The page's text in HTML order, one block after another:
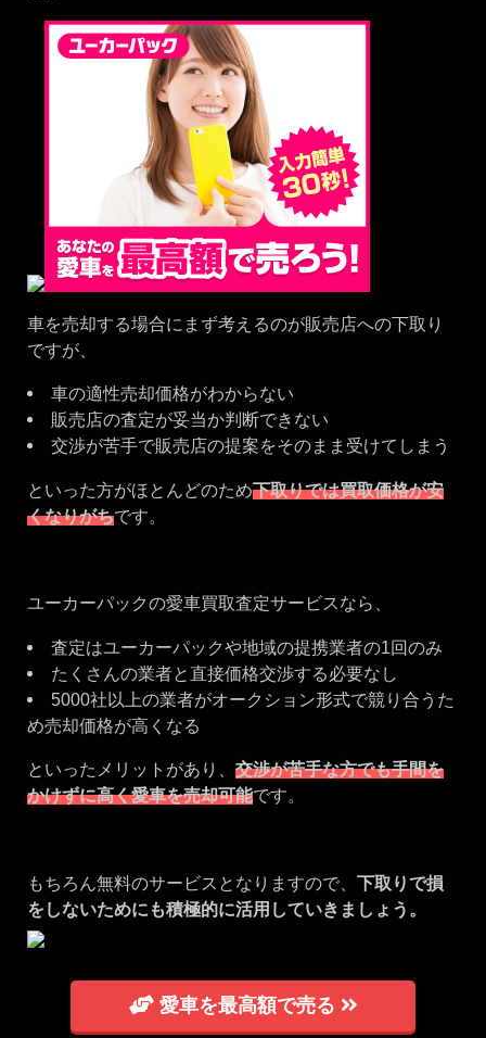
車を売却する場合にまず考えるのが販売店への下取り
ですが、
車の適性売却価格がわからない
販売店の査定が妥当か判断できない
交渉が苦手で販売店の提案をそのまま受けてしまう
といった方がほとんどのため下取りでは買取価格が安
くなりがちです。
ユーカーパックの愛車買取査定サービスなら、
査定はユーカーパックや地域の提携業者の1回のみ
たくさんの業者と直接価格交渉する必要なし
5000社以上の業者がオークション形式で競り合うた
め売却価格が高くなる
といったメリットがあり、 交渉が苦手な方でも手間を
かけずに高く愛車を売却可能です。
もちろん無料のサービスとなりますので、 下取りで損
をしないためにも積極的に活用していきましょう。
愛車を最高額で売る